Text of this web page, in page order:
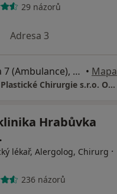
29 názorů
Adresa 3
Poliklinika Dr. Martínka 7 (Ambulance), Ostrava • Mapa
Cleopatra Clinic - Klinika Plastické Chirurgie s.r.o. Ostrava
Hrabůvka
lékař, Alergolog, Chirurg ·
236 názorů